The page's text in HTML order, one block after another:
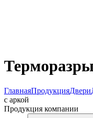
ГлавнаяПродукцияДвери
с аркой
Продукция компании